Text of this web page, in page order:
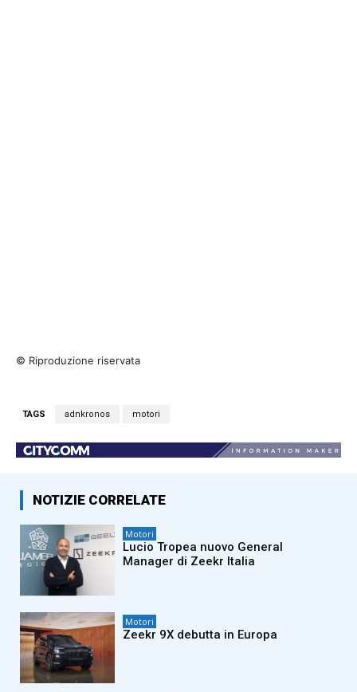
© Riproduzione riservata
TAGS adnkronos motori
NOTIZIE CORRELATE
Motori
Lucio Tropea nuovo General
Manager di Zeekr Italia
Motori
Zeekr 9X debutta in Europa